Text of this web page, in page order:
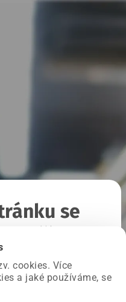
cookies. Více
a jaké používáme, se
se
a už ji opravujeme.
stránku.